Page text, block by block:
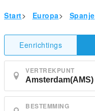
Start> Europa> Spanje
Eenrichtings
VERTREKPUNT
BESTEMMING